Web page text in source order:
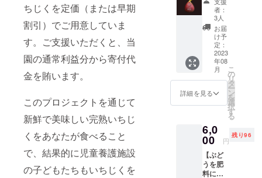
ちじくを定価（または早期
割引）でご用意していま
す。ご支援いただくと、当
園の通常利益分から寄付代
金を賄います。
このプロジェクトを通じて
新鮮で美味しい完熟いちじ
くをあなたが食べること
で、結果的に児童養護施設
の子どもたちもいちじくを
補日を
ご連絡
します
のでご
都合に
合わせ
て実施
日を相
きめて
いきま
ご友人
とお越
しいた
だく際
も、ご
容量：
1kg（9
~12玉入
り） 発
送時
期：8月
中旬～9
賞味期
間：発
送後2日
要： 羽
曳野の
恵み
たっぷ
りの豊
セット
です。
シルク
スイー
ト：
しっと
りとし
たシル
クのよ
うな舌
いさつ
まいも
です。
焼き芋
や、ス
桝井
ドー
フィン
のお任
せいち
じく詰
め合わ
せセッ
トで
す。 内
（内、
桝井
ドー
フィン6
個、稀
少種い
引：
【ぶど
うを肥
料にし
た しあ
わせ無
花果】
＋お礼
メール
（電子
メー
ル） ほ
気持ち
です
が、定
価より
お求め
やすく
者：
3人
お届
け予
定：
2023
年08
月
詳細を見る
こ
の
リ
タ
ー
ン
を
選
択
す
る
6,0
00 円
残り96
【ぶど
うを肥
料にし